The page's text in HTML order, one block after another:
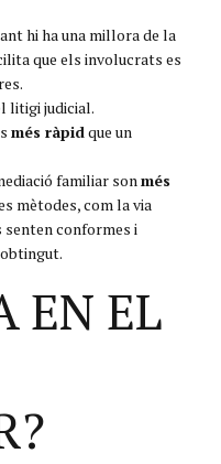
hi ha una millora de la
que els involucrats es
litigi judicial.
més ràpid que un
familiar son més
mètodes, com la via
senten conformes i
EN EL